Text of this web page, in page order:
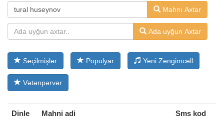
Mahnı Axtar
Ada uyğun Axtar
Seçilmişlər Populyar Yeni Zengimcell
Vətənpərvər
Dinle Mahni adi Sms kod